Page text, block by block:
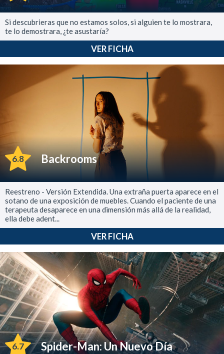
Si descubrieras que no estamos solos, si alguien te lo mostrara,
te lo demostrara, ¿te asustaría?
VER FICHA
6.8 Backrooms
Reestreno - Versión Extendida. Una extraña puerta aparece en el
sotano de una exposición de muebles. Cuando el paciente de una
terapeuta desaparece en una dimensión más allá de la realidad,
ella debe adent...
VER FICHA
6.7 Spider-Man: Un Nuevo Día